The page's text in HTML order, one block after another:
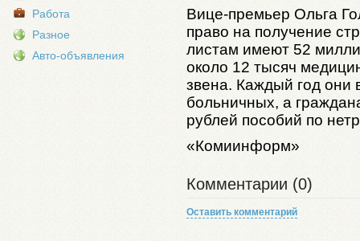
Работа
Разное
Авто-объявления
Вице-премьер Ольга
право на получение
листам имеют 52
около 12 тысяч
звена. Каждый год они
больничных, а
рублей пособий по
«Комиинформ»
Комментарии (0)
Оставить комментарий